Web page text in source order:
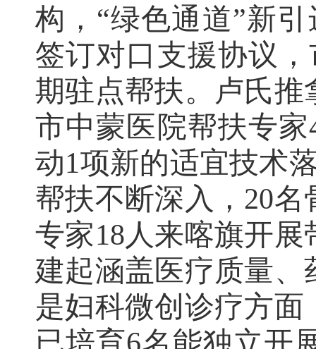
构， “绿色通道”新引
签订对口支援协议
期驻点帮扶。卢氏
市中蒙医院帮扶专家
动1项新的适宜技术
帮扶不断深入， 20名
专家18人来喀旗开
建起涵盖医疗质量
是妇科微创诊疗方
已培育6名能独立开